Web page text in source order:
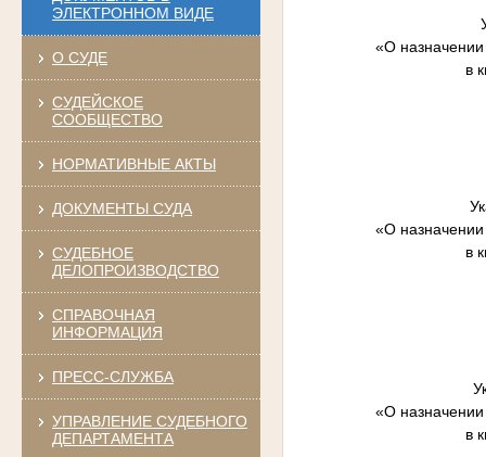
ЭЛЕКТРОННОМ ВИДЕ
О СУДЕ
СУДЕЙСКОЕ
СООБЩЕСТВО
НОРМАТИВНЫЕ АКТЫ
ДОКУМЕНТЫ СУДА
СУДЕБНОЕ
ДЕЛОПРОИЗВОДСТВО
СПРАВОЧНАЯ
ИНФОРМАЦИЯ
ПРЕСС-СЛУЖБА
УПРАВЛЕНИЕ СУДЕБНОГО
ДЕПАРТАМЕНТА
«О
в
«О
в
«О
в